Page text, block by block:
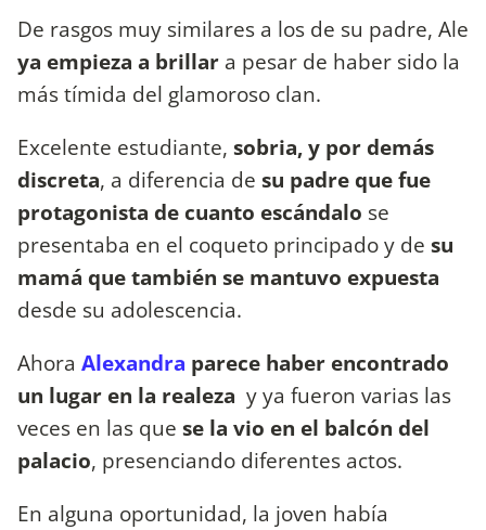
De rasgos muy similares a los de su padre, Ale
ya empieza a brillar a pesar de haber sido la
más tímida del glamoroso clan.
Excelente estudiante, sobria, y por demás
discreta, a diferencia de su padre que fue
protagonista de cuanto escándalo se
presentaba en el coqueto principado y de su
mamá que también se mantuvo expuesta
desde su adolescencia.
Ahora Alexandra parece haber encontrado
un lugar en la realeza y ya fueron varias las
veces en las que se la vio en el balcón del
palacio, presenciando diferentes actos.
En alguna oportunidad, la joven había